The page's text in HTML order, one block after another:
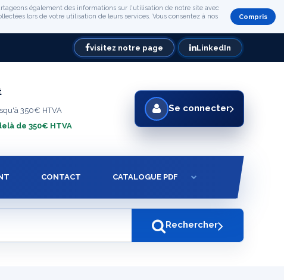
également des informations sur l'utilisation de notre site avec
lors de votre utilisation de leurs services. Vous consentez à nos
Compris
visitez notre page LinkedIn
350€ HTVA
de 350€ HTVA
Se connecter
CONTACT CATALOGUE PDF
Rechercher